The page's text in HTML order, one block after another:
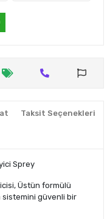
Taksit Seçenekleri
Sprey
Üstün formülü
sistemini güvenli bir